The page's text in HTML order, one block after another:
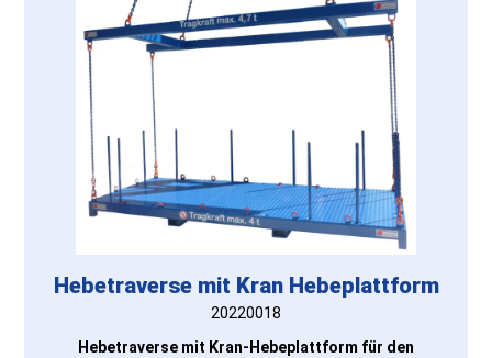
Hebetraverse mit Kran Hebeplattform
20220018
Hebetraverse mit Kran-Hebeplattform für den